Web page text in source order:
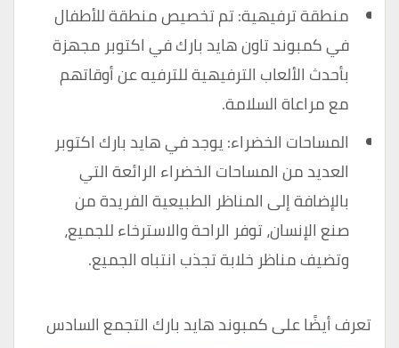
منطقة ترفيهية: تم تخصيص منطقة للأطفال
في كمبوند تاون هايد بارك في اكتوبر مجهزة
بأحدث الألعاب الترفيهية للترفيه عن أوقاتهم
مع مراعاة السلامة.
المساحات الخضراء: يوجد في هايد بارك اكتوبر
العديد من المساحات الخضراء الرائعة التي
بالإضافة إلى المناظر الطبيعية الفريدة من
صنع الإنسان، توفر الراحة والاسترخاء للجميع،
وتضيف مناظر خلابة تجذب انتباه الجميع.
تعرف أيضًا علىكمبوند هايد بارك التجمع السادس